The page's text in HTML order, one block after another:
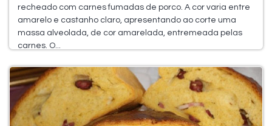
recheado com carnes fumadas de porco. A cor varia entre
amarelo e castanho claro, apresentando ao corte uma
massa alveolada, de cor amarelada, entremeada pelas
carnes. O...